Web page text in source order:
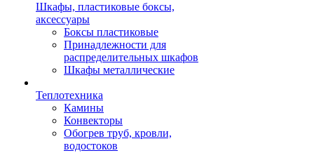
Шкафы, пластиковые боксы,
аксессуары
Боксы пластиковые
Принадлежности для
распределительных шкафов
Шкафы металлические
Теплотехника
Камины
Конвекторы
Обогрев труб, кровли,
водостоков